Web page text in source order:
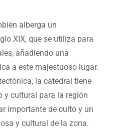
alberga un
XIX, que se utiliza para
añadiendo una
a este majestuoso lugar.
la catedral tiene
y cultural para la región
importante de culto y un
y cultural de la zona.